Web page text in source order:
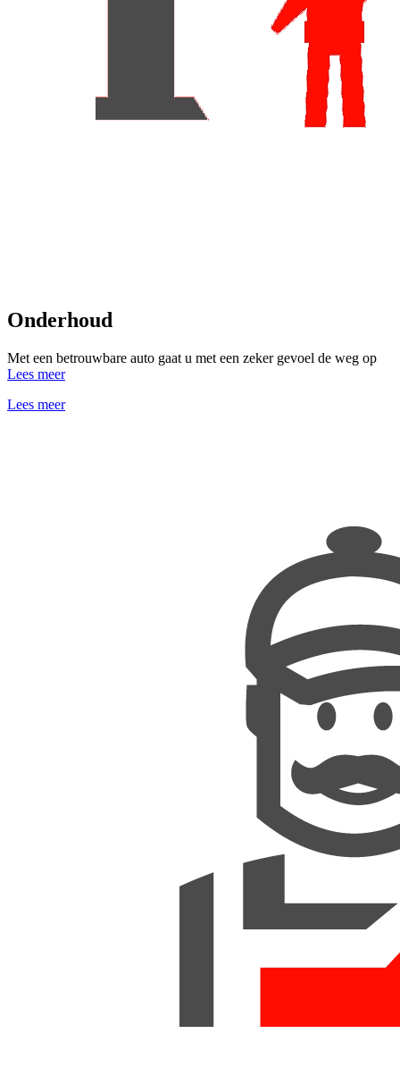
Onderhoud
Met een betrouwbare auto gaat u met een zeker gevoel de weg op
Lees meer
Lees meer